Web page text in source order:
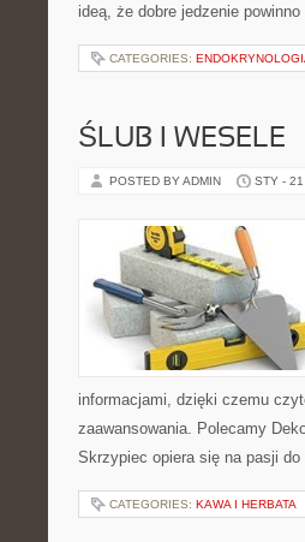
ideą, że dobre jedzenie
CATEGORIES:
ŚLUB I WESELE
POSTED BY ADMIN STY -
informacjami, dzięki czemu
zaawansowania. Polecamy
Skrzypiec opiera się na pasji
CATEGORIES: KAWA I HERBATA